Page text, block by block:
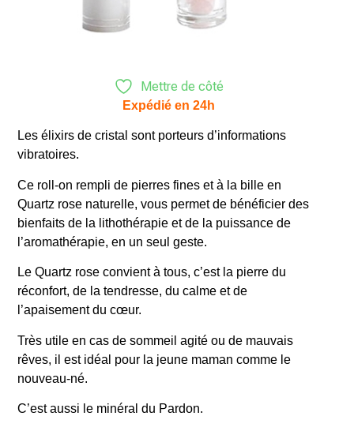
Mettre de côté
Expédié en 24h
Les élixirs de cristal sont porteurs d’informations
vibratoires.
Ce roll-on rempli de pierres fines et à la bille en
Quartz rose naturelle, vous permet de bénéficier des
bienfaits de la lithothérapie et de la puissance de
l’aromathérapie, en un seul geste.
Le Quartz rose convient à tous, c’est la pierre du
réconfort, de la tendresse, du calme et de
l’apaisement du cœur.
Très utile en cas de sommeil agité ou de mauvais
rêves, il est idéal pour la jeune maman comme le
nouveau-né.
C’est aussi le minéral du Pardon.